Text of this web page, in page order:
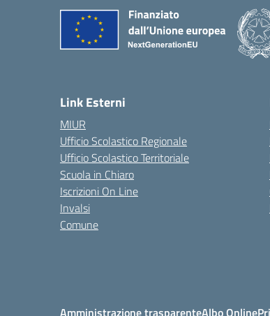
Link Esterni
MIUR
Ufficio Scolastico Regionale
Ufficio Scolastico Territoriale
Scuola in Chiaro
Iscrizioni On Line
Invalsi
Comune
Amministrazione trasparenteAlbo Online